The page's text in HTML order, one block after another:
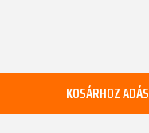
KOSÁRHOZ ADÁS